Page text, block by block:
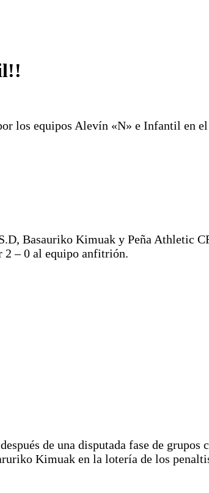
los equipos Alevín «N» e Infantil en
Basauriko Kimuak y Peña Athletic
2 – 0 al equipo anfitrión.
de una disputada fase de grupos
Kimuak en la lotería de los